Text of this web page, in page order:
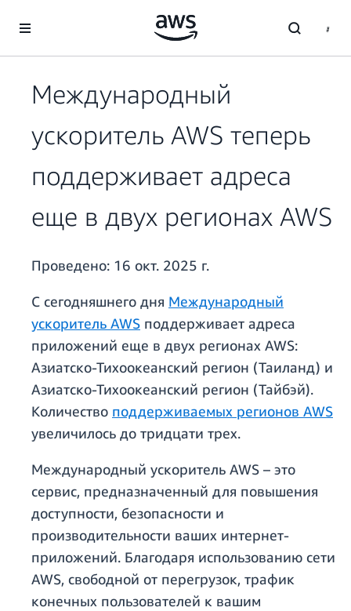
Перейти к главному контенту
Международный
ускоритель AWS теперь
поддерживает адреса
еще в двух регионах AWS
Проведено: 16 окт. 2025 г.
С сегодняшнего дня Международный
ускоритель AWS поддерживает адреса
приложений еще в двух регионах AWS:
Азиатско-Тихоокеанский регион (Таиланд) и
Азиатско-Тихоокеанский регион (Тайбэй).
Количество поддерживаемых регионов AWS
увеличилось до тридцати трех.
Международный ускоритель AWS – это
сервис, предназначенный для повышения
доступности, безопасности и
производительности ваших интернет-
приложений. Благодаря использованию сети
AWS, свободной от перегрузок, трафик
конечных пользователей к вашим